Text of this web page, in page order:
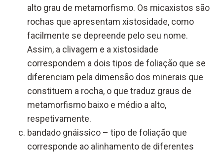
alto grau de metamorfismo. Os micaxistos são
rochas que apresentam xistosidade, como
facilmente se depreende pelo seu nome.
Assim, a clivagem e a xistosidade
correspondem a dois tipos de foliação que se
diferenciam pela dimensão dos minerais que
constituem a rocha, o que traduz graus de
metamorfismo baixo e médio a alto,
respetivamente.
bandado gnáissico – tipo de foliação que
corresponde ao alinhamento de diferentes